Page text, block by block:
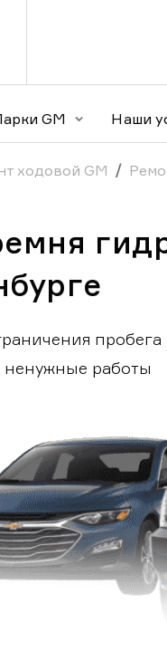
GM Наши
ходовой GM
пробега
работы